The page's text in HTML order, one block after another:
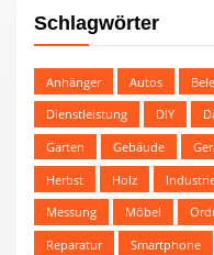
Schlagwörter
Anhänger Autos
Dienstleistung
DIY
Garten
Gebäude
Herbst
Holz
Messung
Möbel
Reparatur
Smartphone